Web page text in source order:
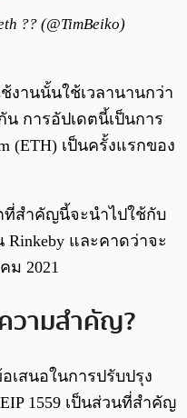
?? (@TimBeiko)
งานนั้นใช้เวลานานกว่า
การอัปเดตนี้เป็นการ
(ETH) เป็นครั้งแรกของ
ที่สำคัญนี้จะนำไปใช้กับ
และคาดว่าจะ
ม 2021
วามสำคัญ?
เสนอในการปรับปรุง
1559 เป็นส่วนที่สำคัญ